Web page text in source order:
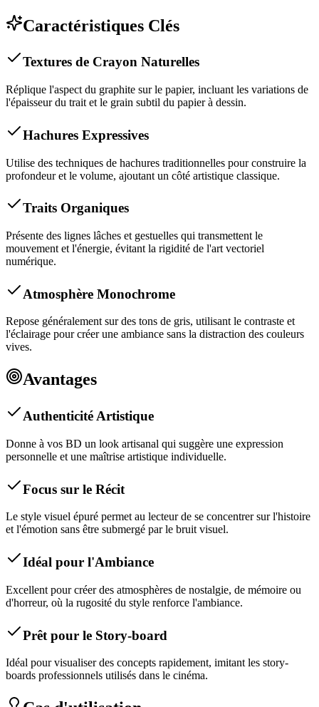
Caractéristiques Clés
Textures de Crayon Naturelles
Réplique l'aspect du graphite sur le papier, incluant les variations de
l'épaisseur du trait et le grain subtil du papier à dessin.
Hachures Expressives
Utilise des techniques de hachures traditionnelles pour construire la
profondeur et le volume, ajoutant un côté artistique classique.
Traits Organiques
Présente des lignes lâches et gestuelles qui transmettent le
mouvement et l'énergie, évitant la rigidité de l'art vectoriel
numérique.
Atmosphère Monochrome
Repose généralement sur des tons de gris, utilisant le contraste et
l'éclairage pour créer une ambiance sans la distraction des couleurs
vives.
Avantages
Authenticité Artistique
Donne à vos BD un look artisanal qui suggère une expression
personnelle et une maîtrise artistique individuelle.
Focus sur le Récit
Le style visuel épuré permet au lecteur de se concentrer sur l'histoire
et l'émotion sans être submergé par le bruit visuel.
Idéal pour l'Ambiance
Excellent pour créer des atmosphères de nostalgie, de mémoire ou
d'horreur, où la rugosité du style renforce l'ambiance.
Prêt pour le Story-board
Idéal pour visualiser des concepts rapidement, imitant les story-
boards professionnels utilisés dans le cinéma.